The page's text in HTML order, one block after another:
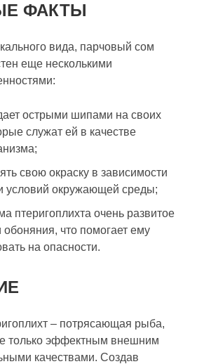
ФАКТЫ
вида, парчовый сом
еще несколькими
острыми шипами на своих
служат ей в качестве
свою окраску в зависимости
условий окружающей среды;
птеригоплихта очень развитое
обоняния, что помогает ему
на опасности.
– потрясающая рыба,
только эффектным внешним
качествами. Создав